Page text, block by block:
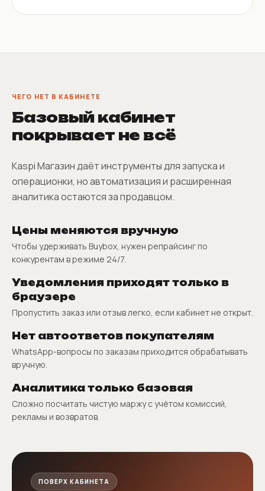
ЧЕГО НЕТ В КАБИНЕТЕ
Базовый кабинет
покрывает не всё
Kaspi Магазин даёт инструменты для запуска и
операционки, но автоматизация и расширенная
аналитика остаются за продавцом.
Цены меняются вручную
Чтобы удерживать Buybox, нужен репрайсинг по
конкурентам в режиме 24/7.
Уведомления приходят только в
браузере
Пропустить заказ или отзыв легко, если кабинет не открыт.
Нет автоответов покупателям
WhatsApp-вопросы по заказам приходится обрабатывать
вручную.
Аналитика только базовая
Сложно посчитать чистую маржу с учётом комиссий,
рекламы и возвратов.
ПОВЕРХ КАБИНЕТА